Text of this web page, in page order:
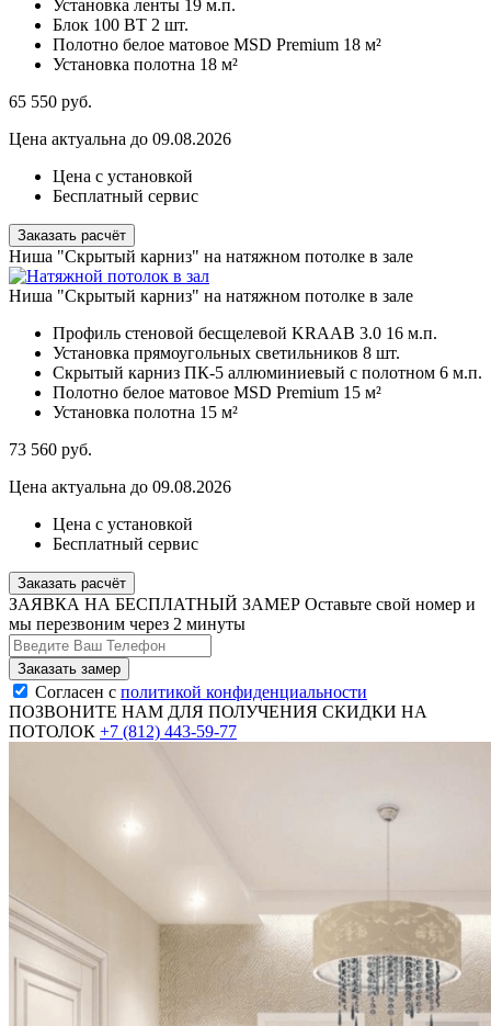
Установка ленты 19 м.п.
Блок 100 ВТ 2 шт.
Полотно белое матовое MSD Premium 18 м²
Установка полотна 18 м²
65 550 руб.
Цена актуальна до 09.08.2026
Цена с установкой
Бесплатный сервис
Заказать расчёт
Ниша "Скрытый карниз" на натяжном потолке в зале
Ниша "Скрытый карниз" на натяжном потолке в зале
Профиль стеновой бесщелевой KRAAB 3.0 16 м.п.
Установка прямоугольных светильников 8 шт.
Скрытый карниз ПК-5 аллюминиевый с полотном 6 м.п.
Полотно белое матовое MSD Premium 15 м²
Установка полотна 15 м²
73 560 руб.
Цена актуальна до 09.08.2026
Цена с установкой
Бесплатный сервис
Заказать расчёт
ЗАЯВКА НА БЕСПЛАТНЫЙ ЗАМЕР Оставьте свой номер и
мы перезвоним через 2 минуты
Согласен с политикой конфиденциальности
ПОЗВОНИТЕ НАМ ДЛЯ ПОЛУЧЕНИЯ СКИДКИ НА
ПОТОЛОК +7 (812) 443-59-77